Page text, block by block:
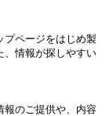
プページをはじめ製
、情報が探しやすい
報のご提供や、内容